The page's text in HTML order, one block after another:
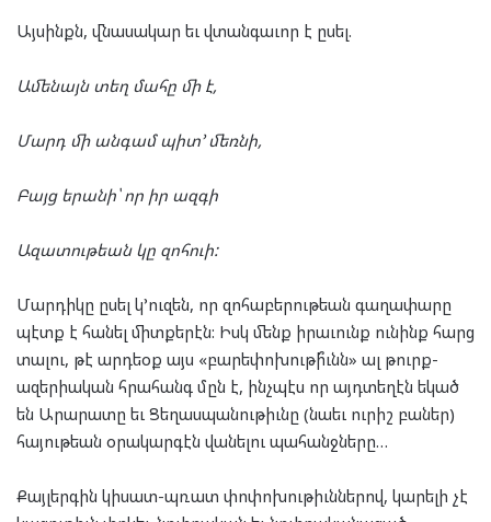
Այսինքն, վնասակար եւ վտանգաւոր է ըսել.
Ամենայն տեղ մահը մի է,
Մարդ մի անգամ պիտ’ մեռնի,
Բայց երանի՝ որ իր ազգի
Ազատութեան կը զոհուի:
Մարդիկը ըսել կ’ուզեն, որ զոհաբերութեան գաղափարը
պէտք է հանել միտքերէն: Իսկ մենք իրաւունք ունինք հարց
տալու, թէ արդեօք այս «բարեփոխութի՞ւնն» ալ թուրք-
ազերիական հրահանգ մըն է, ինչպէս որ այդտեղէն եկած
են Արարատը եւ Ցեղասպանութիւնը (նաեւ ուրիշ բաներ)
հայութեան օրակարգէն վանելու պահանջները…
Քայլերգին կիսատ-պռատ փոփոխութիւններով, կարելի չէ